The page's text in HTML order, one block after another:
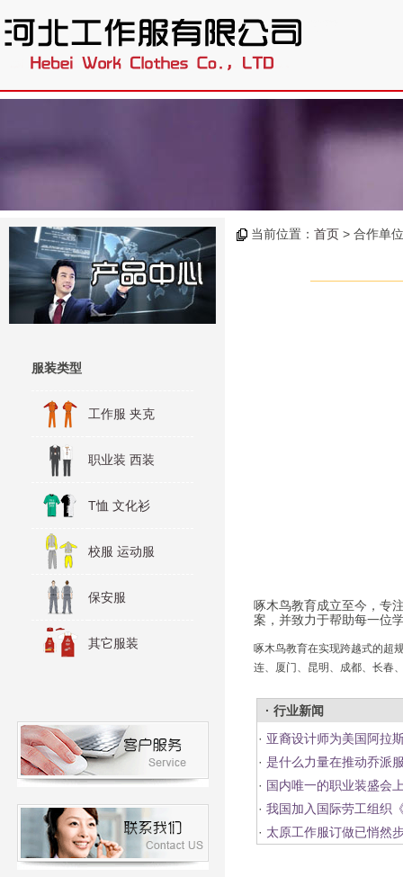
服装类型
工作服 夹克
职业装 西装
T恤 文化衫
校服 运动服
保安服
其它服装
当前位置： 首页 > 合作单
啄木鸟教育成立至今，专
案，并致力于帮助每一位
啄木鸟教育在实现跨越式的超
连、厦门、昆明、成都、长春
· 行业新闻
· 亚裔设计师为美国阿拉
· 是什么力量在推动乔派
· 国内唯一的职业装盛会
· 我国加入国际劳工组织
· 太原工作服订做已悄然